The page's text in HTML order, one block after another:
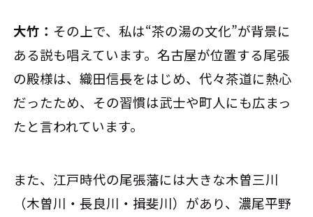
大竹： その上で、私は“茶の湯の文化”が背景に
ある説も唱えています。名古屋が位置する尾張
の殿様は、織田信長をはじめ、代々茶道に熱心
だったため、その習慣は武士や町人にも広まっ
たと言われています。
また、江戸時代の尾張藩には大きな木曽三川
（木曽川・長良川・揖斐川）があり、濃尾平野